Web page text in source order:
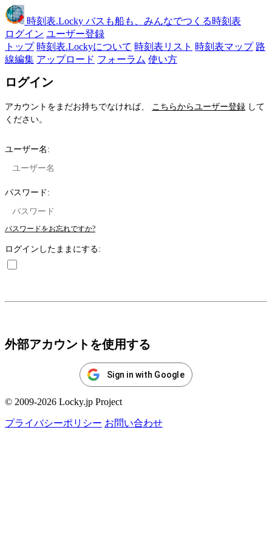
時刻表.Locky バスも船も、みんなでつくる時刻表
ログイン ユーザー登録
トップ 時刻表.Lockyについて 時刻表リスト 時刻表マップ 路
線編集 アップロード フォーラム 使い方
ログイン
アカウントをまだお持ちでなければ、 こちらからユーザー登録 して
ください。
ユーザー名:
パスワード:
パスワードをお忘れですか?
ログインしたままにする:
外部アカウントを使用する
Sign in with Google
© 2009-2026 Locky.jp Project
プライバシーポリシー お問い合わせ